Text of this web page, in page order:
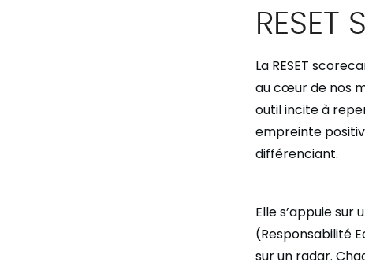
La RESET
au cœur de nos
outil incite à
empreinte
différenciant.
Elle s’appuie sur
(Responsabilité
sur un radar.